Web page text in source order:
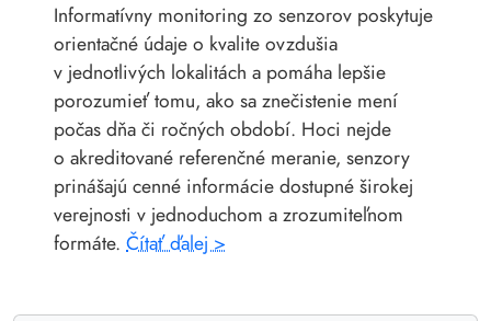
Informatívny monitoring zo senzorov poskytuje
orientačné údaje o kvalite ovzdušia
v jednotlivých lokalitách a pomáha lepšie
porozumieť tomu, ako sa znečistenie mení
počas dňa či ročných období. Hoci nejde
o akreditované referenčné meranie, senzory
prinášajú cenné informácie dostupné širokej
verejnosti v jednoduchom a zrozumiteľnom
formáte.Čítať ďalej >